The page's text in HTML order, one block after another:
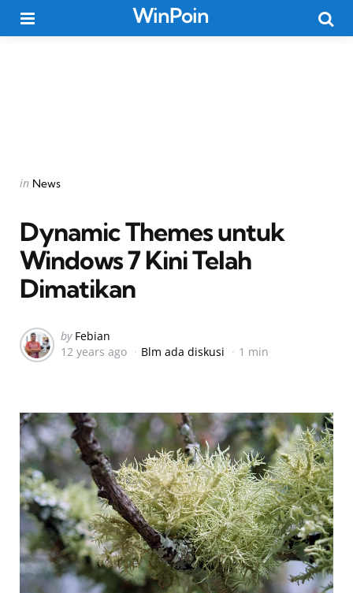
WinPoin
Categories
Posted
in News
Dynamic Themes untuk
Windows 7 Kini Telah
Dimatikan
Posted
by
by Febian
12 years ago
Blm ada diskusi 1 min